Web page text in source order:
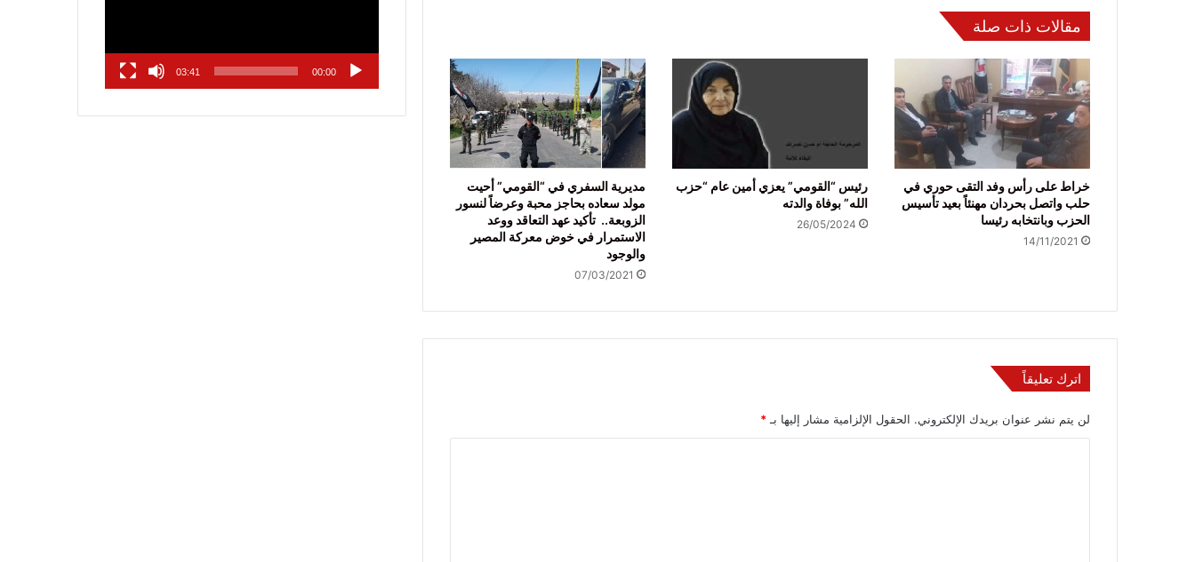
مقالات ذات صلة
خراط على رأس وفد التقى حوري في
حلب واتصل بحردان مهنئاً بعيد تأسيس
الحزب وبانتخابه رئيسا
14/11/2021
رئيس “القومي” يعزي أمين عام “حزب
الله” بوفاة والدته
26/05/2024
مديرية السفري في “القومي” أحيت
مولد سعاده بحاجز محبة وعرضاً لنسور
الزوبعة.. تأكيد عهد التعاقد ووعد
الاستمرار في خوض معركة المصير
والوجود
07/03/2021
اترك تعليقاً
لن يتم نشر عنوان بريدك الإلكتروني. الحقول الإلزامية مشار إليها بـ *
00:00
03:41